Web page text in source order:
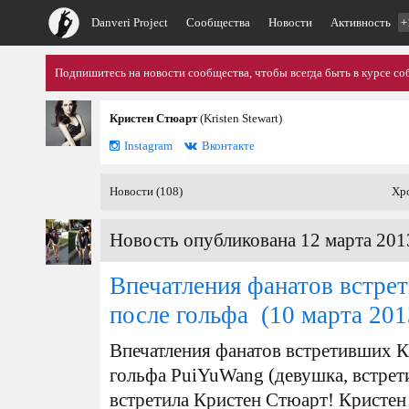
Danveri Project Сообщества Новости Активность
Подпишитесь на новости сообщества, чтобы всегда быть в курсе
Кристен Стюарт(Kristen Stewart)
Instagram
Вконтакте
Новости (108)
Новость опубликована 12 марта
Впечатления фанатов
после гольфа (10 марта
Впечатления фанатов встретивших
гольфа PuiYuWang (девушка,
встретила Кристен Стюарт!